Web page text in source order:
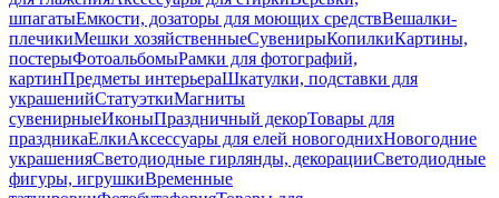
шпагатыЕмкости, дозаторы для моющих средствВешалки-
плечикиМешки хозяйственныеСувенирыКопилкиКартины,
постерыФотоальбомыРамки для фотографий,
картинПредметы интерьераШкатулки, подставки для
украшенийСтатуэткиМагниты
сувенирныеИконыПраздничный декорТовары для
праздникаЕлкиАксессуары для елей новогоднихНовогодние
украшенияСветодиодные гирлянды, декорацииСветодиодные
фигуры, игрушкиВременные